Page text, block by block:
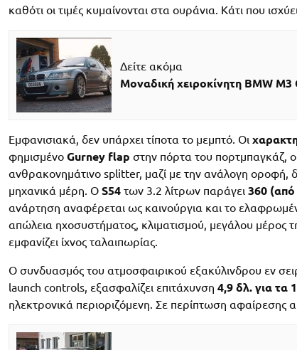
καθότι οι τιμές κυμαίνονται στα ουράνια. Κάτι που
Δείτε ακόμα
Μοναδική χειροκίνητη BMW
Εμφανισιακά, δεν υπάρχει τίποτα το μεμπτό. Οι
φημισμένο Gurney flap στην πόρτα του πορτμπαγκάζ, ο
ανθρακονημάτινο splitter, μαζί με την ανάλογη οροφή,
μηχανικά μέρη. Ο S54 των 3.2 λίτρων παράγει 360 (από
ανάρτηση αναφέρεται ως καινούργια και το
απώλεια ηχοσυστήματος, κλιματισμού, μεγάλου
εμφανίζει ίχνος ταλαιπωρίας.
Ο συνδυασμός του ατμοσφαιρικού εξακύλινδρου εν
launch controls, εξασφαλίζει επιτάχυνση 4,9 δλ. για τα
ηλεκτρονικά περιοριζόμενη. Σε περίπτωση αφαίρεσης